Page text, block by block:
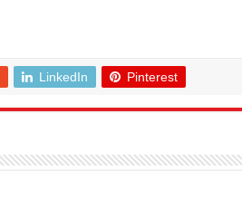
LinkedIn Pinterest